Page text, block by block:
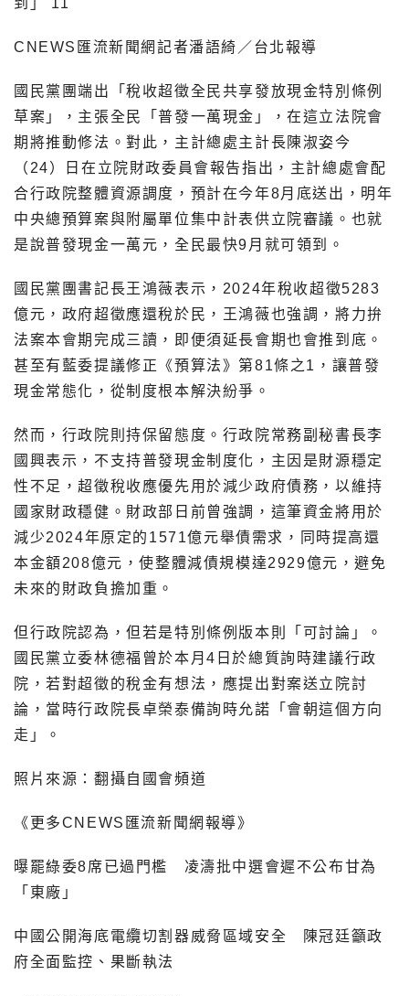
CNEWS匯流新聞網記者潘語綺／台北報導
國民黨團端出「稅收超徵全民共享發放現金特別條例
草案」，主張全民「普發一萬現金」，在這立法院會
期將推動修法。對此，主計總處主計長陳淑姿今
（24）日在立院財政委員會報告指出，主計總處會配
合行政院整體資源調度，預計在今年8月底送出，明年
中央總預算案與附屬單位集中計表供立院審議。也就
是說普發現金一萬元，全民最快9月就可領到。
國民黨團書記長王鴻薇表示，2024年稅收超徵5283
億元，政府超徵應還稅於民，王鴻薇也強調，將力拚
法案本會期完成三讀，即便須延長會期也會推到底。
甚至有藍委提議修正《預算法》第81條之1，讓普發
現金常態化，從制度根本解決紛爭。
然而，行政院則持保留態度。行政院常務副秘書長李
國興表示，不支持普發現金制度化，主因是財源穩定
性不足，超徵稅收應優先用於減少政府債務，以維持
國家財政穩健。財政部日前曾強調，這筆資金將用於
減少2024年原定的1571億元舉債需求，同時提高還
本金額208億元，使整體減債規模達2929億元，避免
未來的財政負擔加重。
但行政院認為，但若是特別條例版本則「可討論」。
國民黨立委林德福曾於本月4日於總質詢時建議行政
院，若對超徵的稅金有想法，應提出對案送立院討
論，當時行政院長卓榮泰備詢時允諾「會朝這個方向
走」。
照片來源：翻攝自國會頻道
《更多CNEWS匯流新聞網報導》
曝罷綠委8席已過門檻 凌濤批中選會遲不公布甘為
「東廠」
中國公開海底電纜切割器威脅區域安全 陳冠廷籲政
府全面監控、果斷執法